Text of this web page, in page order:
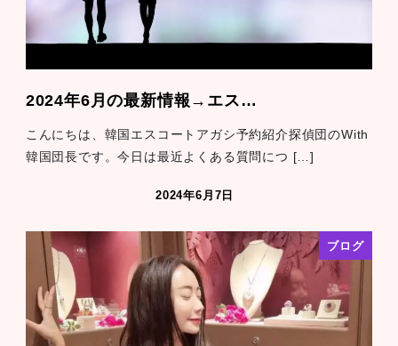
2024年6月の最新情報→エス…
こんにちは、韓国エスコートアガシ予約紹介探偵団のWith
韓国団長です。今日は最近よくある質問につ […]
2024年6月7日
ブログ